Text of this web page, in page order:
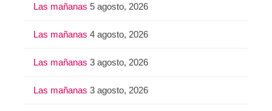
Las mañanas 5 agosto, 2026
Las mañanas 4 agosto, 2026
Las mañanas 3 agosto, 2026
Las mañanas 3 agosto, 2026